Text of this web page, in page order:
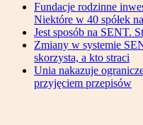
Fundacje rodzinne
Niektóre w 40 spółek
Jest sposób na SENT.
Zmiany w systemie
skorzysta, a kto straci
Unia nakazuje
przyjęciem przepisów